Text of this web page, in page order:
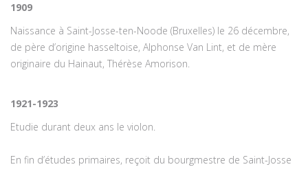
1909
Naissance à Saint-Josse-ten-Noode (Bruxelles) le 26 décembre,
de père d’origine hasseltoise, Alphonse Van Lint, et de mère
originaire du Hainaut, Thérèse Amorison.
1921-1923
Etudie durant deux ans le violon.
En fin d’études primaires, reçoit du bourgmestre de Saint-Josse